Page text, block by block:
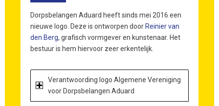
Dorpsbelangen Aduard heeft sinds mei 2016 een
nieuwe logo. Deze is ontworpen door Reinier van
den Berg, grafisch vormgever en kunstenaar. Het
bestuur is hem hiervoor zeer erkentelijk.
Verantwoording logo Algemene Vereniging
voor Dorpsbelangen Aduard